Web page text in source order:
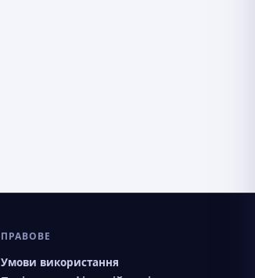
ПРАВОВЕ
Умови використання